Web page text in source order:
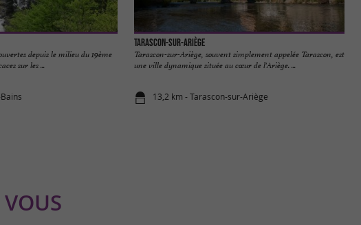
depuis le milieu du 19ème
sur les ...
Tarascon-sur-Ariège
Tarascon-sur-Ariège, souvent simplement appelée Tarascon, est
une ville dynamique située au cœur de l'Ariège. ...
13,2 km - Tarascon-sur-Ariège